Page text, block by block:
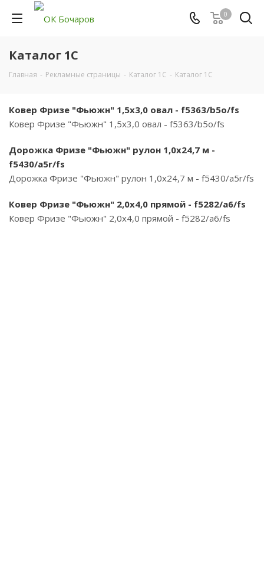
0
Каталог 1С
Главная - Рекламные страницы - Каталог 1С - Каталог 1С
Ковер Фризе "Фьюжн" 1,5х3,0 овал - f5363/b5o/fs
Ковер Фризе "Фьюжн" 1,5х3,0 овал - f5363/b5o/fs
Дорожка Фризе "Фьюжн" рулон 1,0х24,7 м -
f5430/a5r/fs
Дорожка Фризе "Фьюжн" рулон 1,0х24,7 м - f5430/a5r/fs
Ковер Фризе "Фьюжн" 2,0х4,0 прямой - f5282/a6/fs
Ковер Фризе "Фьюжн" 2,0х4,0 прямой - f5282/a6/fs